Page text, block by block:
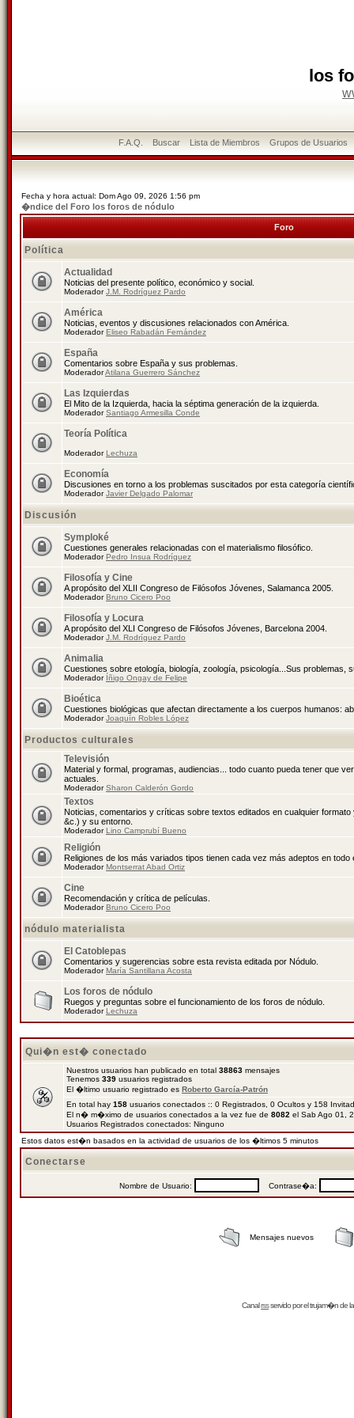
los
F.A.Q. Buscar Lista de Miembros Grupos de Usuarios
Fecha y hora actual: Dom Ago 09, 2026 1:56 pm
�ndice del Foro los foros de nódulo
Foro
Política
Actualidad
Noticias del presente político, económico y social.
ModeradorJ.M. Rodríguez Pardo
América
Noticias, eventos y discusiones relacionados con América.
ModeradorEliseo Rabadán Fernández
España
Comentarios sobre España y sus problemas.
ModeradorAtilana Guerrero Sánchez
Las Izquierdas
El Mito de la Izquierda, hacia la séptima generación de la izquierda.
ModeradorSantiago Armesilla Conde
Teoría Política
ModeradorLechuza
Economía
Discusiones en torno a los problemas suscitados por esta categoría
ModeradorJavier Delgado Palomar
Discusión
Symploké
Cuestiones generales relacionadas con el materialismo filosófico.
ModeradorPedro Insua Rodríguez
Filosofía y Cine
A propósito del XLII Congreso de Filósofos Jóvenes, Salamanca 2005.
ModeradorBruno Cicero Poo
Filosofía y Locura
A propósito del XLI Congreso de Filósofos Jóvenes, Barcelona 2004.
ModeradorJ.M. Rodríguez Pardo
Animalia
Cuestiones sobre etología, biología, zoología, psicología...Sus problemas,
Moderador Íñigo Ongay de Felipe
Bioética
Cuestiones biológicas que afectan directamente a los cuerpos humanos:
ModeradorJoaquín Robles López
Productos culturales
Televisión
Material y formal, programas, audiencias... todo cuanto pueda tener que
actuales.
ModeradorSharon Calderón Gordo
Textos
Noticias, comentarios y críticas sobre textos editados en cualquier
&c.) y su entorno.
ModeradorLino Camprubí Bueno
Religión
Religiones de los más variados tipos tienen cada vez más adeptos en todo
ModeradorMontserrat Abad Ortiz
Cine
Recomendación y crítica de películas.
ModeradorBruno Cicero Poo
nódulo materialista
El Catoblepas
Comentarios y sugerencias sobre esta revista editada por Nódulo.
ModeradorMaría Santillana Acosta
Los foros de nódulo
Ruegos y preguntas sobre el funcionamiento de los foros de nódulo.
ModeradorLechuza
Qui�n est� conectado
Nuestros usuarios han publicado en total 38863 mensajes
Tenemos 339 usuarios registrados
El �ltimo usuario registrado es Roberto García-Patrón
En total hay 158 usuarios conectados :: 0 Registrados, 0 Ocultos y 158
El n� m�ximo de usuarios conectados a la vez fue de 8082 el Sab Ago 01,
Usuarios Registrados conectados: Ninguno
Estos datos est�n basados en la actividad de usuarios de los �ltimos 5 minutos
Conectarse
Nombre de Usuario: Contrase�a:
Mensajes nuevos
Canalrssservido por eltrujam�nde